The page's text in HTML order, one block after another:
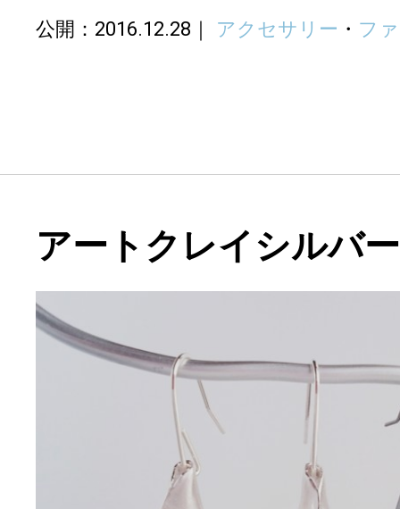
公開：2016.12.28 アクセサリー ・ フ
アートクレイシルバ